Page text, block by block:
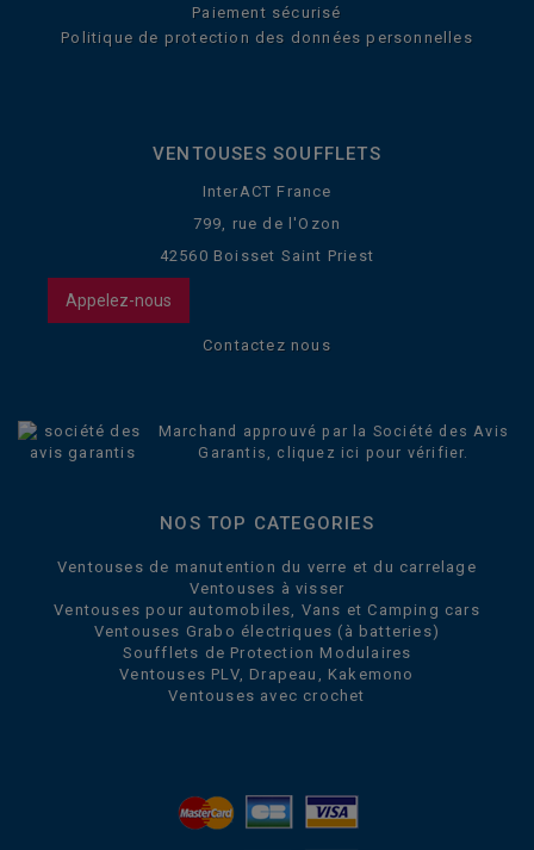
Paiement sécurisé
Politique de protection des données personnelles
VENTOUSES SOUFFLETS
InterACT France
799, rue de l'Ozon
42560 Boisset Saint Priest
Appelez-nous
Contactez nous
Marchand approuvé par la Société des Avis
Garantis, cliquez ici pour vérifier
NOS TOP CATEGORIES
Ventouses de manutention du verre et du carrelage
Ventouses à visser
Ventouses pour automobiles, Vans et Camping cars
Ventouses Grabo électriques (à batteries)
Soufflets de Protection Modulaires
Ventouses PLV, Drapeau, Kakemono
Ventouses avec crochet